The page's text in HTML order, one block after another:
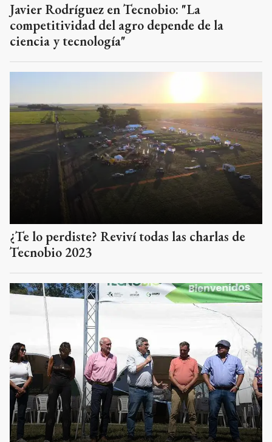
Javier Rodríguez en Tecnobio: "La
competitividad del agro depende de la
ciencia y tecnología"
¿Te lo perdiste? Reviví todas las charlas de
Tecnobio 2023